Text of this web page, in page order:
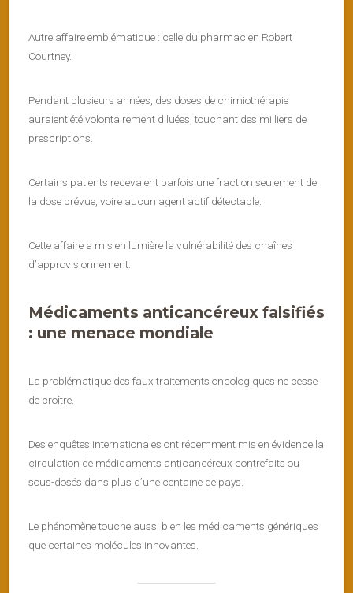
Autre affaire emblématique : celle du pharmacien Robert
Courtney.
Pendant plusieurs années, des doses de chimiothérapie
auraient été volontairement diluées, touchant des milliers de
prescriptions.
Certains patients recevaient parfois une fraction seulement de
la dose prévue, voire aucun agent actif détectable.
Cette affaire a mis en lumière la vulnérabilité des chaînes
d’approvisionnement.
Médicaments anticancéreux falsifiés
: une menace mondiale
La problématique des faux traitements oncologiques ne cesse
de croître.
Des enquêtes internationales ont récemment mis en évidence la
circulation de médicaments anticancéreux contrefaits ou
sous-dosés dans plus d’une centaine de pays.
Le phénomène touche aussi bien les médicaments génériques
que certaines molécules innovantes.